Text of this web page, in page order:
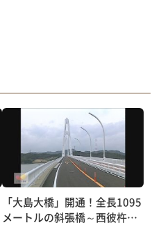
「大島大橋」開通！全長1095
メートルの斜張橋～西彼杵半